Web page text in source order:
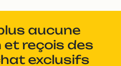
aucune
reçois des
exclusifs